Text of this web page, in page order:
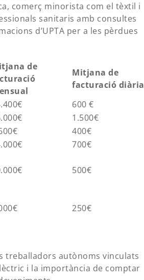
comerç minorista com el tèxtil i
sanitaris amb consultes
d’UPTA per a les pèrdues
de
Mitjana de
facturació diària
600 €
1.500€
400€
700€
500€
250€
treballadors autònoms vinculats
i la importància de comptar